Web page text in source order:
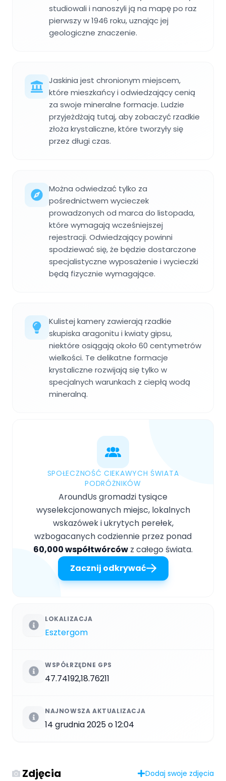
studiowali i nanoszyli ją na mapę po raz
pierwszy w 1946 roku, uznając jej
geologiczne znaczenie.
Jaskinia jest chronionym miejscem,
które mieszkańcy i odwiedzający cenią
za swoje mineralne formacje. Ludzie
przyjeżdżają tutaj, aby zobaczyć rzadkie
złoża krystaliczne, które tworzyły się
przez długi czas.
Można odwiedzać tylko za
pośrednictwem wycieczek
prowadzonych od marca do listopada,
które wymagają wcześniejszej
rejestracji. Odwiedzający powinni
spodziewać się, że będzie dostarczone
specjalistyczne wyposażenie i wycieczki
będą fizycznie wymagające.
Kulistej kamery zawierają rzadkie
skupiska aragonitu i kwiaty gipsu,
niektóre osiągają około 60 centymetrów
wielkości. Te delikatne formacje
krystaliczne rozwijają się tylko w
specjalnych warunkach z ciepłą wodą
mineralną.
SPOŁECZNOŚĆ CIEKAWYCH ŚWIATA
PODRÓŻNIKÓW
AroundUs gromadzi tysiące
wyselekcjonowanych miejsc, lokalnych
wskazówek i ukrytych perełek,
wzbogacanych codziennie przez ponad
60,000 współtwórców z całego świata.
Zacznij odkrywać
LOKALIZACJA
Esztergom
WSPÓŁRZĘDNE GPS
47.74192,18.76211
NAJNOWSZA AKTUALIZACJA
14 grudnia 2025 o 12:04
Zdjęcia Dodaj swoje zdjęcia